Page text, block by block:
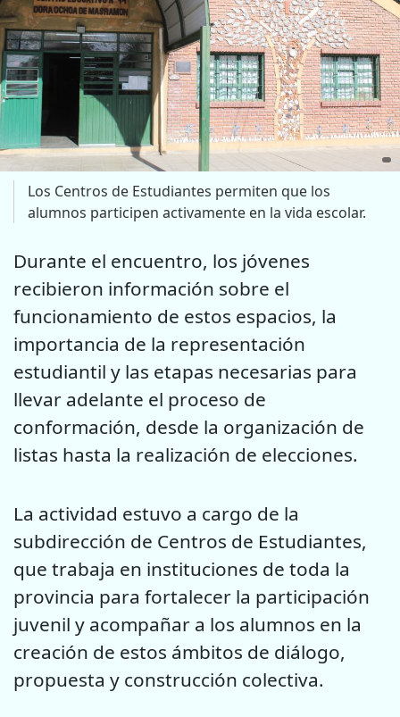
Los Centros de Estudiantes permiten que los
alumnos participen activamente en la vida escolar.
Durante el encuentro, los jóvenes
recibieron información sobre el
funcionamiento de estos espacios, la
importancia de la representación
estudiantil y las etapas necesarias para
llevar adelante el proceso de
conformación, desde la organización de
listas hasta la realización de elecciones.
La actividad estuvo a cargo de la
subdirección de Centros de Estudiantes,
que trabaja en instituciones de toda la
provincia para fortalecer la participación
juvenil y acompañar a los alumnos en la
creación de estos ámbitos de diálogo,
propuesta y construcción colectiva.